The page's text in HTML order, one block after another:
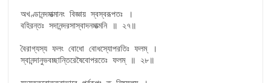
অখণ্ডানন্দমাত্মানং বিজ্ঞায় স্বস্বরূপতঃ ।
বহিরন্তঃ সদানন্দরসাস্বাদনমাত্মনি ॥ ২৭॥
বৈরাগ্যস্য ফলং বোধো বোধস্যোপরতিঃ ফলম্ ।
স্বানন্দানুভবচ্ছান্তিরেষৈবোপরতেঃ ফলম্ ॥ ২৮॥